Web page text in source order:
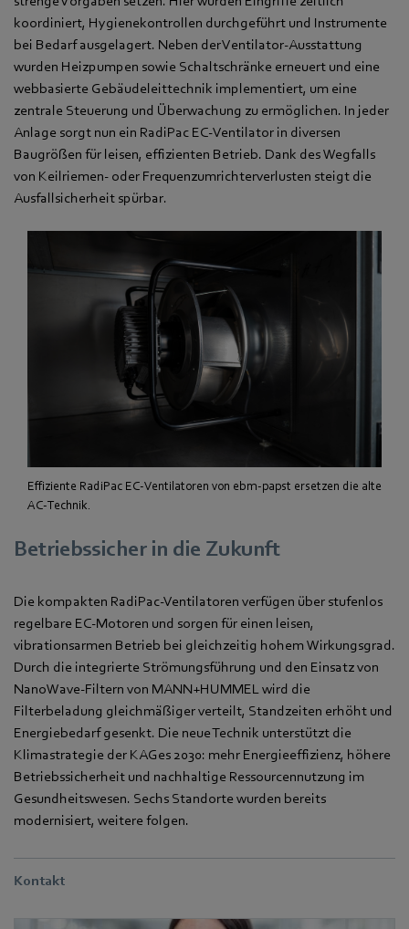
koordiniert, Hygienekontrollen durchgeführt und Instrumente
bei Bedarf ausgelagert. Neben der Ventilator-Ausstattung
wurden Heizpumpen sowie Schaltschränke erneuert und eine
webbasierte Gebäudeleittechnik implementiert, um eine
zentrale Steuerung und Überwachung zu ermöglichen. In jeder
Anlage sorgt nun ein RadiPac EC-Ventilator in diversen
Baugrößen für leisen, effizienten Betrieb. Dank des Wegfalls
von Keilriemen- oder Frequenzumrichterverlusten steigt die
Ausfallsicherheit spürbar.
Effiziente RadiPac EC-Ventilatoren von ebm-papst ersetzen die alte
AC-Technik.
Betriebssicher in die Zukunft
Die kompakten RadiPac-Ventilatoren verfügen über stufenlos
regelbare EC-Motoren und sorgen für einen leisen,
vibrationsarmen Betrieb bei gleichzeitig hohem Wirkungsgrad.
Durch die integrierte Strömungsführung und den Einsatz von
NanoWave-Filtern von MANN+HUMMEL wird die
Filterbeladung gleichmäßiger verteilt, Standzeiten erhöht und
Energiebedarf gesenkt. Die neue Technik unterstützt die
Klimastrategie der KAGes 2030: mehr Energieeffizienz, höhere
Betriebssicherheit und nachhaltige Ressourcennutzung im
Gesundheitswesen. Sechs Standorte wurden bereits
modernisiert, weitere folgen.
Kontakt